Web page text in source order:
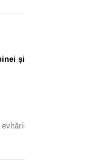
și